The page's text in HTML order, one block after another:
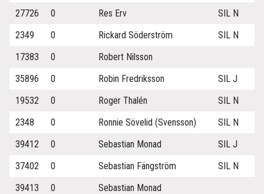
27726
0 Res Erv
SIL N
2349
0 Rickard Söderström
SIL N
17383
0
Robert Nilsson
35896
0 Robin Fredriksson
SIL J
19532
0 Roger Thalén
SIL N
2348
0 Ronnie Sövelid (Svensson)
SIL N
39412
0 Sebastian Monad
SIL J
37402
0 Sebastian Fängström
SIL N
39413
0
Sebastian Monad